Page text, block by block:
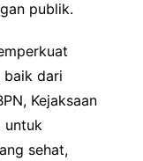
publik.
baik dari
Kejaksaan
untuk
sehat,